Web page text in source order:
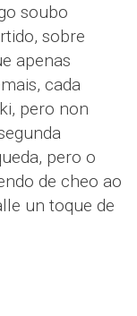
soubo
sobre
apenas
cada
pero non
pero o
de cheo ao
un toque de